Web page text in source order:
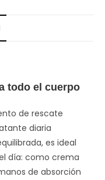
todo el cuerpo
de rescate
diaria
es ideal
día: como crema
de absorción